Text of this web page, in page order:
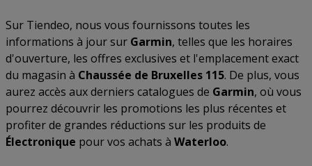
Sur Tiendeo, nous vous fournissons toutes les
informations à jour sur Garmin, telles que les horaires
d'ouverture, les offres exclusives et l'emplacement exact
du magasin à Chaussée de Bruxelles 115. De plus, vous
aurez accès aux derniers catalogues de Garmin, où vous
pourrez découvrir les promotions les plus récentes et
profiter de grandes réductions sur les produits de
Électronique pour vos achats à Waterloo.